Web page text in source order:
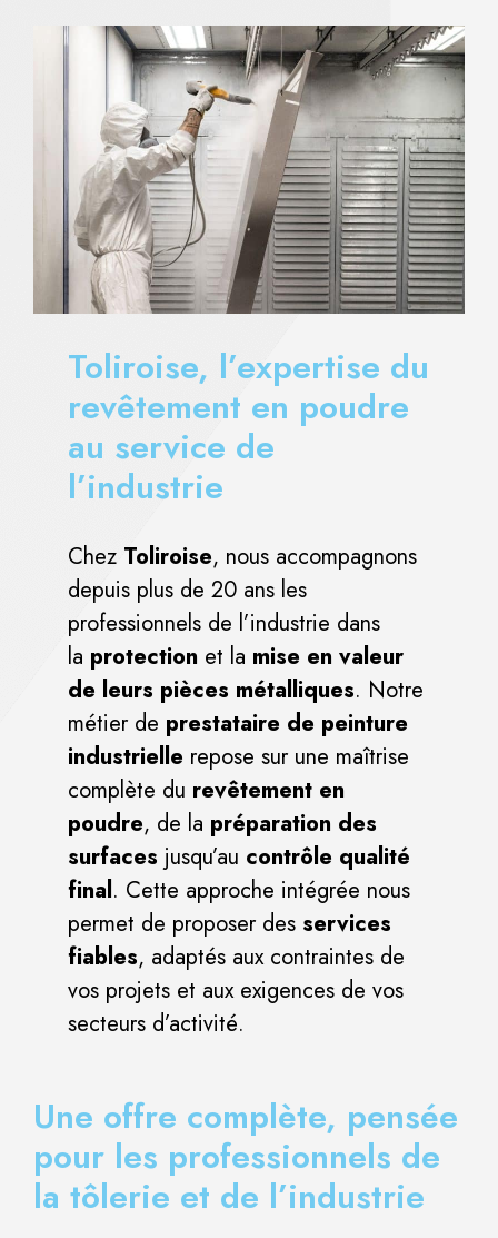
Toliroise, l’expertise du
revêtement en poudre
au service de
l’industrie
Chez Toliroise, nous accompagnons
depuis plus de 20 ans les
professionnels de l’industrie dans
la protection et la mise en valeur
de leurs pièces métalliques. Notre
métier de prestataire de peinture
industrielle repose sur une maîtrise
complète du revêtement en
poudre, de la préparation des
surfaces jusqu’au contrôle qualité
final. Cette approche intégrée nous
permet de proposer des services
fiables, adaptés aux contraintes de
vos projets et aux exigences de vos
secteurs d’activité.
Une offre complète, pensée
pour les professionnels de
la tôlerie et de l’industrie